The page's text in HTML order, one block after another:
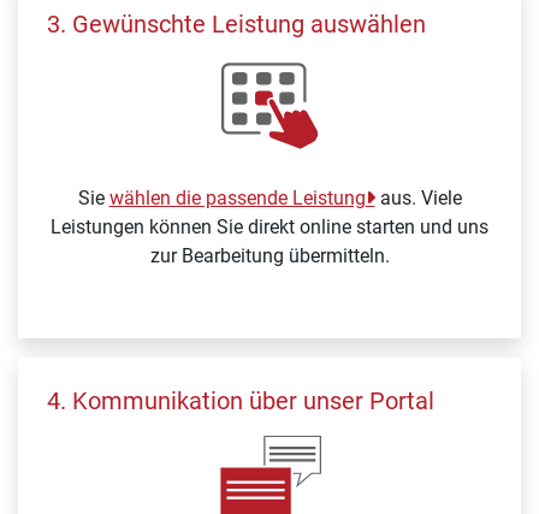
3. Gewünschte Leistung auswählen
Sie wählen die passende Leistung aus. Viele
Leistungen können Sie direkt online starten und uns
zur Bearbeitung übermitteln.
4. Kommunikation über unser Portal